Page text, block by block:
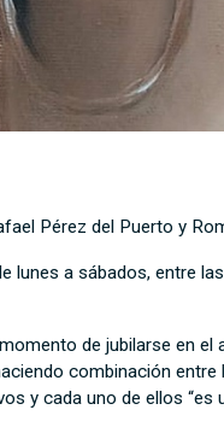
Pérez del Puerto y
lunes a sábados, entre
de jubilarse en el
combinación entre
y cada uno de ellos “es